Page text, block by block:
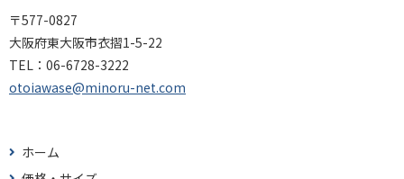
〒577-0827
大阪府東大阪市衣摺1-5-22
TEL： 06-6728-3222
otoiawase@minoru-net.com
ホーム